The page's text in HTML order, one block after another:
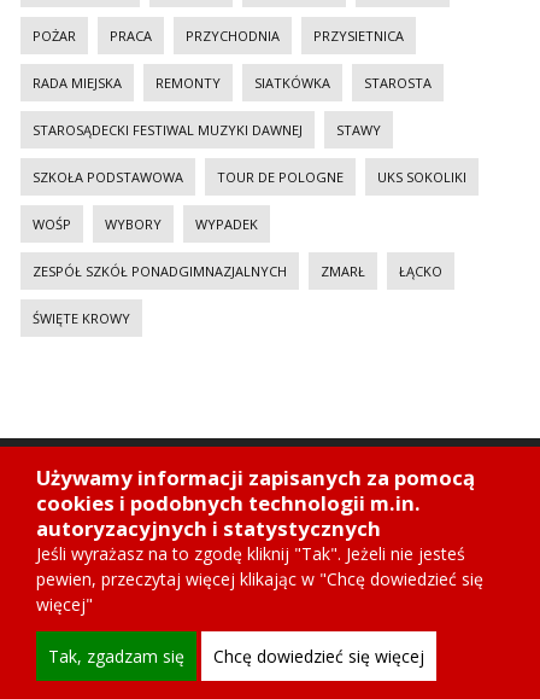
POŻAR PRACA PRZYCHODNIA PRZYSIETNICA
RADA MIEJSKA REMONTY SIATKÓWKA STAROSTA
STAROSĄDECKI FESTIWAL MUZYKI DAWNEJ STAWY
SZKOŁA PODSTAWOWA TOUR DE POLOGNE UKS SOKOLIKI
WOŚP WYBORY WYPADEK
ZESPÓŁ SZKÓŁ PONADGIMNAZJALNYCH ZMARŁ ŁĄCKO
ŚWIĘTE KROWY
KONTAKT
Używamy informacji zapisanych za pomocą
cookies i podobnych technologii m.in.
autoryzacyjnych i statystycznych
Jeśli wyrażasz na to zgodę kliknij "Tak". Jeżeli nie jesteś
pewien, przeczytaj więcej klikając w "Chcę dowiedzieć się
więcej"
Tak, zgadzam się Chcę dowiedzieć się więcej